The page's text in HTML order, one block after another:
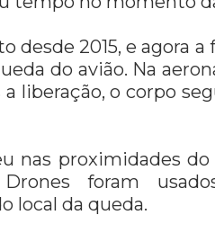
desde 2015, e agora
do avião. Na
a liberação, o corpo
nas proximidades
Drones foram
local da queda.